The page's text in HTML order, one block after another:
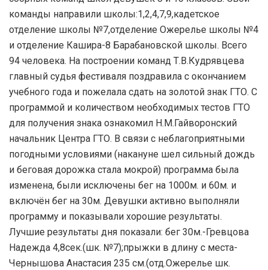
команды направили школы:1,2,4,7,9,кадетское
отделение школы №7,отделение Ожерелье школы №4
и отделение Кашира-8 Барабановской школы. Всего
94 человека. На построении команд Т.В.Кудрявцева
главный судья фестиваля поздравила с окончанием
учебного года и пожелала сдать на золотой знак ГТО. С
программой и количеством необходимых тестов ГТО
для получения знака ознакомил Н.М.Гайворонский
начальник Центра ГТО. В связи с неблагоприятными
погодными условиями (накануне шел сильный дождь
и беговая дорожка стала мокрой) программа была
изменена, были исключены бег на 1000м. и 60м. и
включён бег на 30м. Девушки активно выполняли
программу и показывали хорошие результаты.
Лучшие результаты дня показали: бег 30м.-Гревцова
Надежда 4,8сек.(шк. №7);прыжки в длину с места-
Чернышова Анастасия 235 см.(отд.Ожерелье шк.